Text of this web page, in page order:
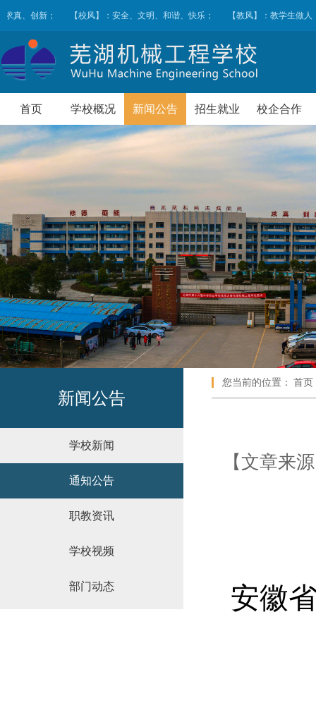
真、创新； 【校风】：安全、文明、和谐、快乐； 【教风】：教学生做
首页 学校概况 新闻公告 招生就业 校企合作
新闻公告
学校新闻
通知公告
职教资讯
学校视频
部门动态
您当前的位置： 首页
【文章来
安徽